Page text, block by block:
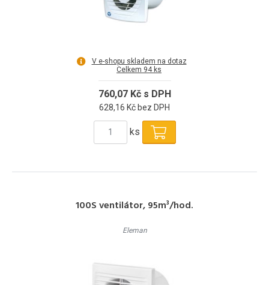
V e-shopu skladem na dotaz
Celkem 94 ks
760,07 Kč s DPH
628,16 Kč bez DPH
ks
100S ventilátor, 95m³/hod.
Eleman